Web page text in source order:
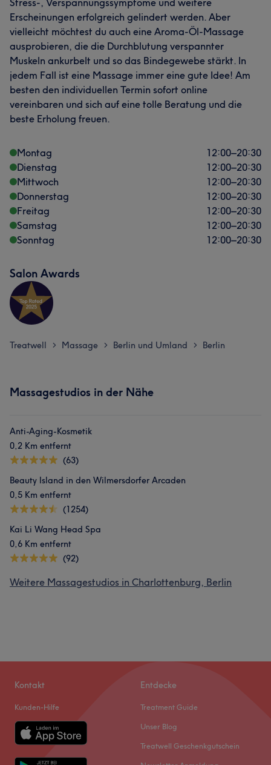
Stress-, Verspannungssymptome und weitere
Erscheinungen erfolgreich gelindert werden. Aber
vielleicht möchtest du auch eine Aroma-Öl-Massage
ausprobieren, die die Durchblutung verspannter
Muskeln ankurbelt und so das Bindegewebe stärkt. In
jedem Fall ist eine Massage immer eine gute Idee! Am
besten den individuellen Termin sofort online
vereinbaren und sich auf eine tolle Beratung und die
beste Erholung freuen.
Montag 12:00–20:30
Dienstag
12:00–20:30
Mittwoch
12:00–20:30
Donnerstag
12:00–20:30
Freitag
12:00–20:30
Samstag
12:00–20:30
Sonntag
12:00–20:30
Salon Awards
Treatwell > Massage > Berlin und Umland > Berlin
Massagestudios in der Nähe
Anti-Aging-Kosmetik
0,2 Km entfernt
(63)
Beauty Island in den Wilmersdorfer Arcaden
0,5 Km entfernt
(1254)
Kai Li Wang Head Spa
0,6 Km entfernt
(92)
Weitere Massagestudios in Charlottenburg, Berlin
Kontakt
Kunden-Hilfe
Entdecke
Treatment Guide
Unser Blog
Treatwell Geschenkgutschein